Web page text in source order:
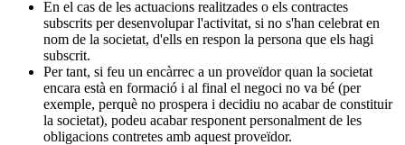
En el cas de les actuacions realitzades o els contractes
subscrits per desenvolupar l'activitat, si no s'han celebrat en
nom de la societat, d'ells en respon la persona que els hagi
subscrit.
Per tant, si feu un encàrrec a un proveïdor quan la societat
encara està en formació i al final el negoci no va bé (per
exemple, perquè no prospera i decidiu no acabar de constituir
la societat), podeu acabar responent personalment de les
obligacions contretes amb aquest proveïdor.